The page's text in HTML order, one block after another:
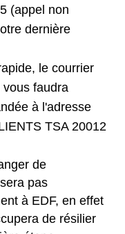
(appel non
dernière
le courrier
vous faudra
à l'adresse
TSA 20012
de
pas
à EDF, en effet
de résilier